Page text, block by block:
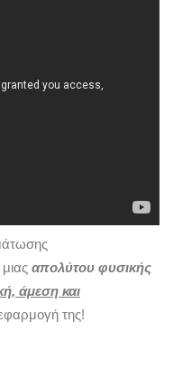
μιας απολύτου φυσικής
άμεση και
της!